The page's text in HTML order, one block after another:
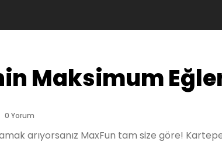
Maksimum
0 Yorum
arıyorsanız MaxFun tam size göre!